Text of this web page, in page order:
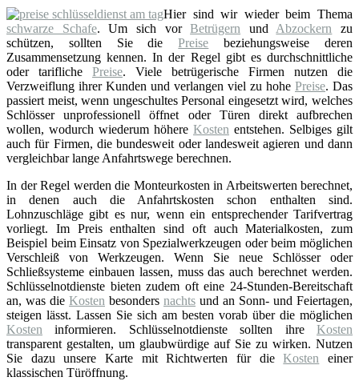
Hier sind wir wieder beim Thema
schwarze Schafe. Um sich vorBetrügern undAbzockern zu
schützen, sollten Sie diePreise beziehungsweise deren
Zusammensetzung kennen. In der Regel gibt es durchschnittliche
oder tarifliche Preise. Viele betrügerische Firmen nutzen die
Verzweiflung ihrer Kunden und verlangen viel zu hohe Preise. Das
passiert meist, wenn ungeschultes Personal eingesetzt wird, welches
Schlösser unprofessionell öffnet oder Türen direkt aufbrechen
wollen, wodurch wiederum höhere Kosten entstehen. Selbiges gilt
auch für Firmen, die bundesweit oder landesweit agieren und dann
vergleichbar lange Anfahrtswege berechnen.
In der Regel werden die Monteurkosten in Arbeitswerten berechnet,
in denen auch die Anfahrtskosten schon enthalten sind.
Lohnzuschläge gibt es nur, wenn ein entsprechender Tarifvertrag
vorliegt. Im Preis enthalten sind oft auch Materialkosten, zum
Beispiel beim Einsatz von Spezialwerkzeugen oder beim möglichen
Verschleiß von Werkzeugen. Wenn Sie neue Schlösser oder
Schließsysteme einbauen lassen, muss das auch berechnet werden.
Schlüsselnotdienste bieten zudem oft eine 24-Stunden-Bereitschaft
an, was die Kosten besonders nachts und an Sonn- und Feiertagen,
steigen lässt. Lassen Sie sich am besten vorab über die möglichen
Kosten informieren. Schlüsselnotdienste sollten ihre Kosten
transparent gestalten, um glaubwürdige auf Sie zu wirken. Nutzen
Sie dazu unsere Karte mit Richtwerten für dieKosten einer
klassischen Türöffnung.